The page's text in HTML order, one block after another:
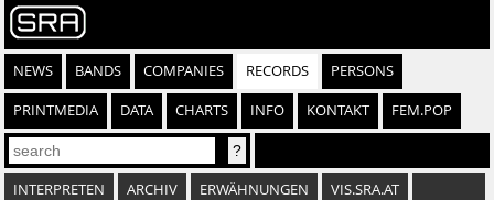
NEWS BANDS COMPANIES RECORDS PERSONS
PRINTMEDIA DATA CHARTS INFO KONTAKT FEM.POP
INTERPRETEN ARCHIV ERWÄHNUNGEN VIS.SRA.AT